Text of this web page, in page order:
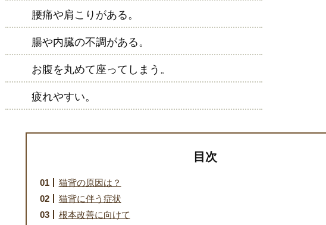
腰痛や肩こりがある。
腸や内臓の不調がある。
お腹を丸めて座ってしまう。
疲れやすい。
目次
猫背の原因は？
猫背に伴う症状
根本改善に向けて